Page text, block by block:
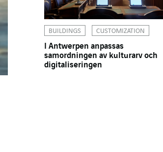
BUILDINGS CUSTOMIZATION
I Antwerpen anpassas
samordningen av kulturarv och
digitaliseringen